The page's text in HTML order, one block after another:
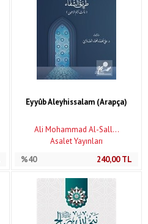
Eyyûb Aleyhissalam (Arapça)
Ali Mohammad Al-Sall...
Asalet Yayınları
%40
240,00TL